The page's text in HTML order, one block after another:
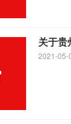
关于贵
2021-05-